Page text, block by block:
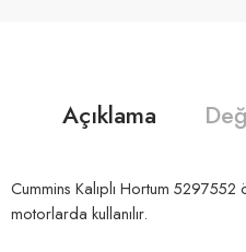
Açıklama
Cummins Kalıplı Hortum
motorlarda kullanılır.